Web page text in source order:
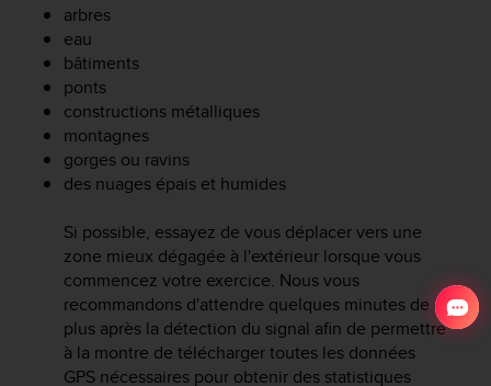
arbres
eau
bâtiments
ponts
constructions métalliques
montagnes
gorges ou ravins
des nuages épais et humides
Si possible, essayez de vous déplacer vers une
zone mieux dégagée à l'extérieur lorsque vous
commencez votre exercice. Nous vous
recommandons d'attendre quelques minutes de
plus après la détection du signal afin de permettre
à la montre de télécharger toutes les données
GPS nécessaires pour obtenir des statistiques